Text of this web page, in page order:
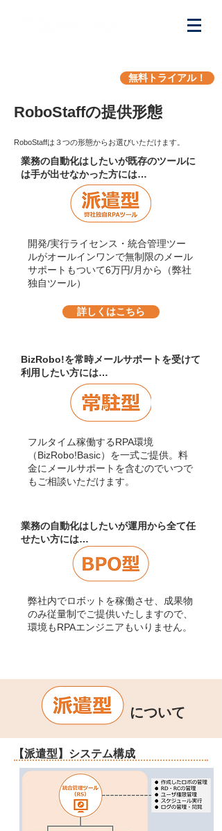
無料トライアル！
RoboStaffの提供形態
RoboStaffは３つの形態からお選びいただけます。
​業務の自動化はしたいが既存のツールに
は手が出せなかった方には…
開発/実行ライセンス・統合管理ツー
ルがオールインワンで無制限のメール
サポートもついて6万円/月から（弊社
独自ツール）
詳しくはこちら
BizRobo!を常時メールサポートを受けて
利用したい方には…
フルタイム稼働するRPA環境
（BizRobo!Basic）を一式ご提供。料
金にメールサポートを含むのでいつで
もご相談いただけます。
業務の自動化はしたいが運用から全て任
せたい方には…
弊社内でロボットを稼働させ、成果物
のみ従量制でご提供いたしますので、
環境もRPAエンジニアもいりません。
について
​【派遣型】システム構成